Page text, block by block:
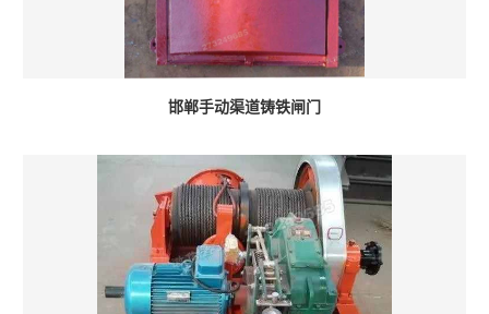
邯郸手动渠道铸铁闸门